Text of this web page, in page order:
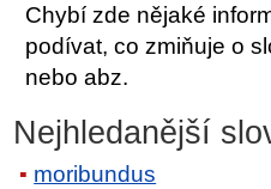
Chybí zde nějaké
podívat, co zmiňuje o
nebo abz.
Nejhledanější
moribundus